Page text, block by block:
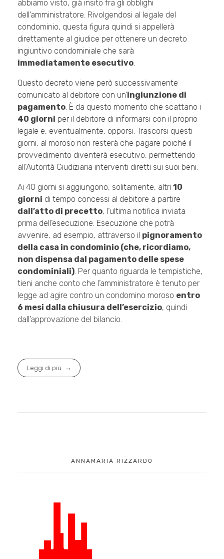
abbiamo visto, già insito fra gli obblighi
dell’amministratore. Rivolgendosi al legale del
condominio, questa figura quindi si appellerà
direttamente al giudice per ottenere un decreto
ingiuntivo condominiale che sarà
immediatamente esecutivo.
Questo decreto viene però successivamente
comunicato al debitore con un’ingiunzione di
pagamento. È da questo momento che scattano i
40 giorni per il debitore di informarsi con il proprio
legale e, eventualmente, opporsi. Trascorsi questi
giorni, al moroso non resterà che pagare poiché il
provvedimento diventerà esecutivo, permettendo
all’Autorità Giudiziaria interventi diretti sui suoi beni.
Ai 40 giorni si aggiungono, solitamente, altri 10
giorni di tempo concessi al debitore a partire
dall’atto di precetto, l’ultima notifica inviata
prima dell’esecuzione. Esecuzione che potrà
avvenire, ad esempio, attraverso il pignoramento
della casa in condominio (che, ricordiamo,
non dispensa dal pagamento delle spese
condominiali). Per quanto riguarda le tempistiche,
tieni anche conto che l’amministratore è tenuto per
legge ad agire contro un condomino moroso entro
6 mesi dalla chiusura dell’esercizio, quindi
dall’approvazione del bilancio.
Leggi di più
ANNAMARIA RIZZARDO